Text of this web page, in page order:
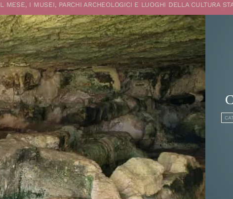
MESE, I MUSEI, PARCHI ARCHEOLOGICI E LUOGHI DELLA CULTURA